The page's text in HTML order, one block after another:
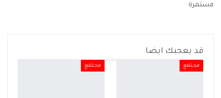
مستمرة
قد يعجبك ايضا
مجتمع مجتمع